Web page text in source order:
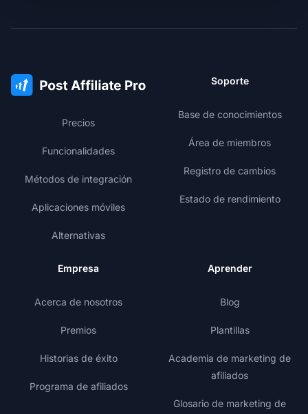
Precios
Funcionalidades
Métodos de integración
Aplicaciones móviles
Alternativas
Soporte
Base de conocimientos
Área de miembros
Registro de cambios
Estado de rendimiento
Empresa
Acerca de nosotros
Premios
Historias de éxito
Programa de afiliados
Aprender
Blog
Plantillas
Academia de marketing de
afiliados
Glosario de marketing de